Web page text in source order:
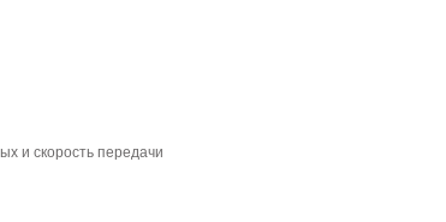
и скорость передачи